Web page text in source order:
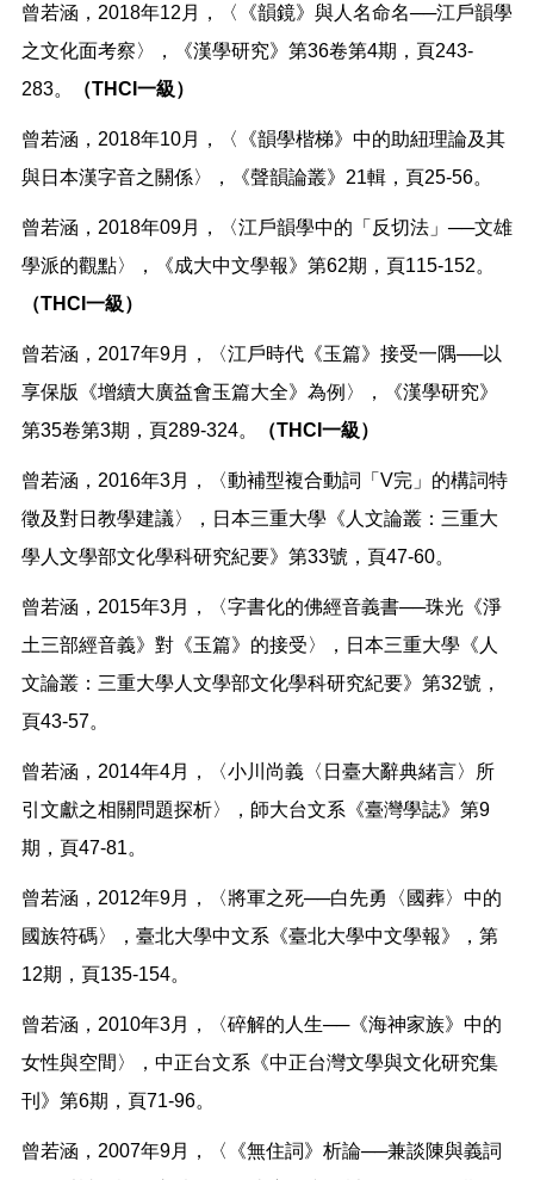
曾若涵，2018年12月，〈《韻鏡》與人名命名──江戶韻學
之文化面考察〉，《漢學研究》第36卷第4期，頁243-
283。
（THCI一級）
曾若涵，2018年10月，〈《韻學楷梯》中的助紐理論及其
與日本漢字音之關係〉，《聲韻論叢》21輯，頁25-56。
曾若涵，2018年09月，〈江戶韻學中的「反切法」──文雄
學派的觀點〉，《成大中文學報》第62期，頁115-152。
（THCI一級）
曾若涵，2017年9月，〈江戶時代《玉篇》接受一隅──以
享保版《增續大廣益會玉篇大全》為例〉，《漢學研究》
第35卷第3期，頁289-324。
（THCI一級）
曾若涵，2016年3月，〈動補型複合動詞「V完」的構詞特
徵及對日教學建議〉，日本三重大學《人文論叢：三重大
學人文學部文化學科研究紀要》第33號，頁47-60。
曾若涵，2015年3月，〈字書化的佛經音義書──珠光《淨
土三部經音義》對《玉篇》的接受〉，日本三重大學《人
文論叢：三重大學人文學部文化學科研究紀要》第32號，
頁43-57。
曾若涵，2014年4月，〈小川尚義〈日臺大辭典緒言〉所
引文獻之相關問題探析〉，師大台文系《臺灣學誌》第9
期，頁47-81。
曾若涵，2012年9月，〈將軍之死──白先勇〈國葬〉中的
國族符碼〉，臺北大學中文系《臺北大學中文學報》，第
12期，頁135-154。
曾若涵，2010年3月，〈碎解的人生──《海神家族》中的
女性與空間〉，中正台文系《中正台灣文學與文化研究集
刊》第6期，頁71-96。
曾若涵，2007年9月，〈《無住詞》析論──兼談陳與義詞